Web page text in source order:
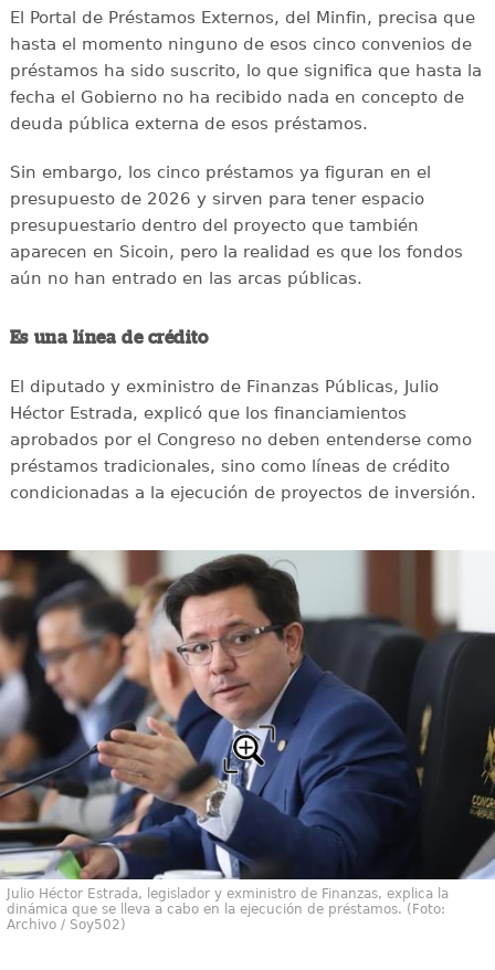
El Portal de Préstamos Externos, del Minfin, precisa que
hasta el momento ninguno de esos cinco convenios de
préstamos ha sido suscrito, lo que significa que hasta la
fecha el Gobierno no ha recibido nada en concepto de
deuda pública externa de esos préstamos.
Sin embargo, los cinco préstamos ya figuran en el
presupuesto de 2026 y sirven para tener espacio
presupuestario dentro del proyecto que también
aparecen en Sicoin, pero la realidad es que los fondos
aún no han entrado en las arcas públicas.
Es una línea de crédito
El diputado y exministro de Finanzas Públicas, Julio
Héctor Estrada, explicó que los financiamientos
aprobados por el Congreso no deben entenderse como
préstamos tradicionales, sino como líneas de crédito
condicionadas a la ejecución de proyectos de inversión.
Julio Héctor Estrada, legislador y exministro de Finanzas, explica la
dinámica que se lleva a cabo en la ejecución de préstamos. (Foto:
Archivo / Soy502)